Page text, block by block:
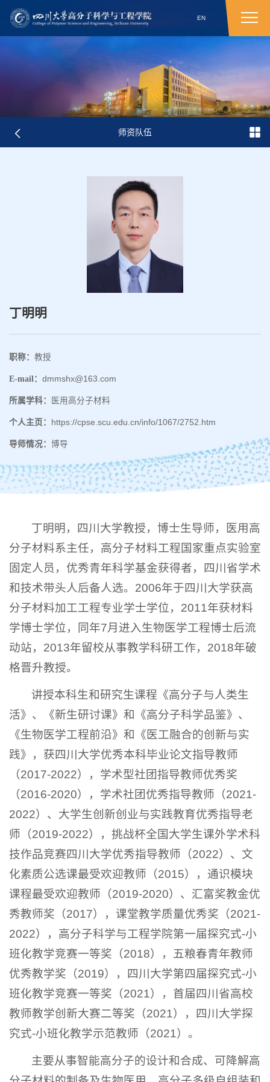
EN
师资队伍
丁明明
职称： 教授
E-mail： dmmshx@163.com
所属学科： 医用高分子材料
个人主页： https://cpse.scu.edu.cn/info/1067/2752.htm
导师情况： 博导
丁明明，四川大学教授，博士生导师，医用高
分子材料系主任，高分子材料工程国家重点实验室
固定人员，优秀青年科学基金获得者，四川省学术
和技术带头人后备人选。2006年于四川大学获高
分子材料加工工程专业学士学位，2011年获材料
学博士学位，同年7月进入生物医学工程博士后流
动站，2013年留校从事教学科研工作，2018年破
格晋升教授。
讲授本科生和研究生课程《高分子与人类生
活》、《新生研讨课》和《高分子科学品鉴》、
《生物医学工程前沿》和《医工融合的创新与实
践》，获四川大学优秀本科毕业论文指导教师
（2017-2022），学术型社团指导教师优秀奖
（2016-2020），学术社团优秀指导教师（2021-
2022）、大学生创新创业与实践教育优秀指导老
师（2019-2022），挑战杯全国大学生课外学术科
技作品竞赛四川大学优秀指导教师（2022）、文
化素质公选课最受欢迎教师（2015），通识模块
课程最受欢迎教师（2019-2020）、汇富奖教金优
秀教师奖（2017），课堂教学质量优秀奖（2021-
2022），高分子科学与工程学院第一届探究式-小
班化教学竞赛一等奖（2018），五粮春青年教师
优秀教学奖（2019），四川大学第四届探究式-小
班化教学竞赛一等奖（2021），首届四川省高校
教师教学创新大赛二等奖（2021），四川大学探
究式-小班化教学示范教师（2021）。
主要从事智能高分子的设计和合成、可降解高